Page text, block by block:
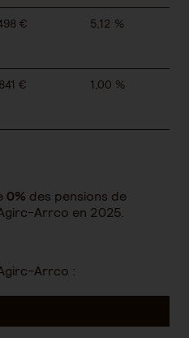
€ 5,12 %
€ 1,00 %
0% des pensions de
Arrco en 2025.
Arrco :